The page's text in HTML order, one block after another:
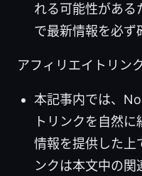
れる可能性がある
で最新情報を必ず
アフィリエイトリン
本記事内では、
トリンクを自然
情報を提供した上
ンクは本文中の関